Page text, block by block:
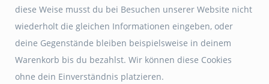
diese Weise musst du bei Besuchen unserer Website nicht
wiederholt die gleichen Informationen eingeben, oder
deine Gegenstände bleiben beispielsweise in deinem
Warenkorb bis du bezahlst. Wir können diese Cookies
ohne dein Einverständnis platzieren.